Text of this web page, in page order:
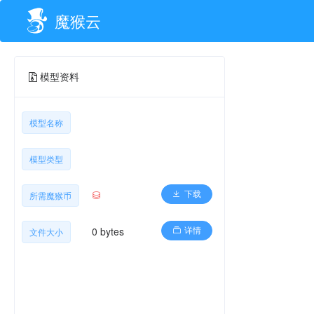
魔猴云
模型资料
模型名称
模型类型
所需魔猴币 下载
文件大小 0 bytes 详情